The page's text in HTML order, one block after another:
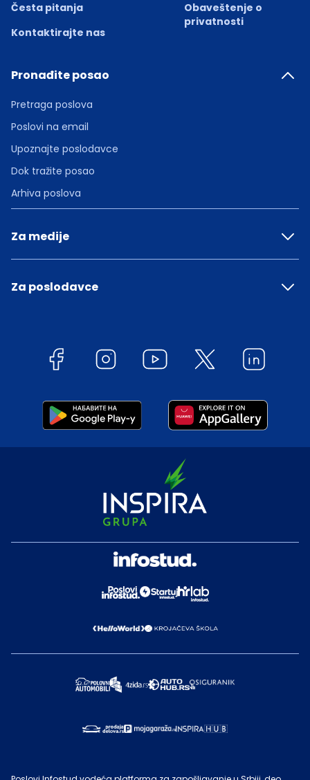
Česta pitanja
Kontaktirajte nas
Obaveštenje o
privatnosti
Pronađite posao
Pretraga poslova
Poslovi na email
Upoznajte poslodavce
Dok tražite posao
Arhiva poslova
Za medije
Za poslodavce